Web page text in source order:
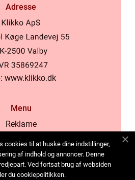
Adresse
www.klikko.dk
Menu
Reklame
Cookies
Oss
cookies til at huske dine indstillinger,
af indhold og annoncer. Denne
Ved fortsat brug af websiden
du cookiepolitikken.